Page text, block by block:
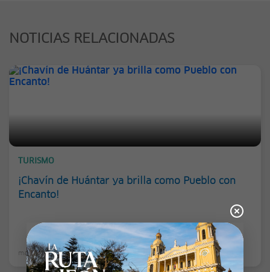
NOTICIAS RELACIONADAS
TURISMO
¡Chavín de Huántar ya brilla como Pueblo con
Encanto!
martes, 23 septiembre 2025